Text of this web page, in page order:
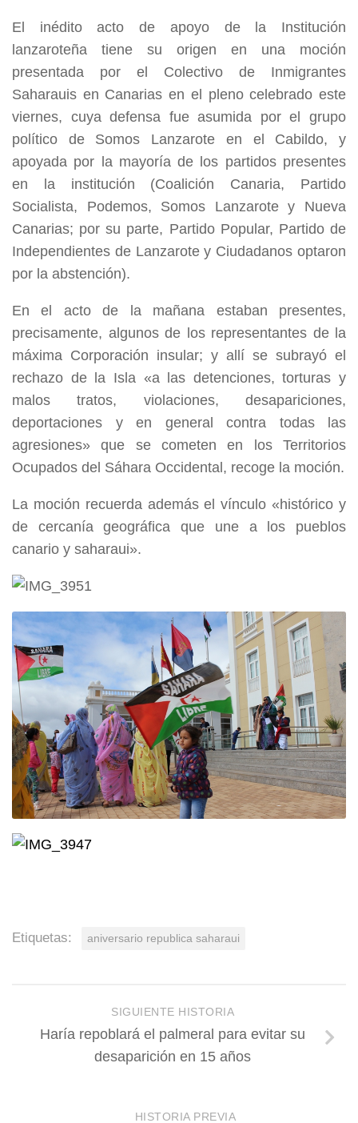
El inédito acto de apoyo de la Institución
lanzaroteña tiene su origen en una moción
presentada por el Colectivo de Inmigrantes
Saharauis en Canarias en el pleno celebrado este
viernes, cuya defensa fue asumida por el grupo
político de Somos Lanzarote en el Cabildo, y
apoyada por la mayoría de los partidos presentes
en la institución (Coalición Canaria, Partido
Socialista, Podemos, Somos Lanzarote y Nueva
Canarias; por su parte, Partido Popular, Partido de
Independientes de Lanzarote y Ciudadanos optaron
por la abstención).
En el acto de la mañana estaban presentes,
precisamente, algunos de los representantes de la
máxima Corporación insular; y allí se subrayó el
rechazo de la Isla «a las detenciones, torturas y
malos tratos, violaciones, desapariciones,
deportaciones y en general contra todas las
agresiones» que se cometen en los Territorios
Ocupados del Sáhara Occidental, recoge la moción.
La moción recuerda además el vínculo «histórico y
de cercanía geográfica que une a los pueblos
canario y saharaui».
Etiquetas: aniversario republica saharaui
SIGUIENTE HISTORIA
Haría repoblará el palmeral para evitar su
desaparición en 15 años
HISTORIA PREVIA